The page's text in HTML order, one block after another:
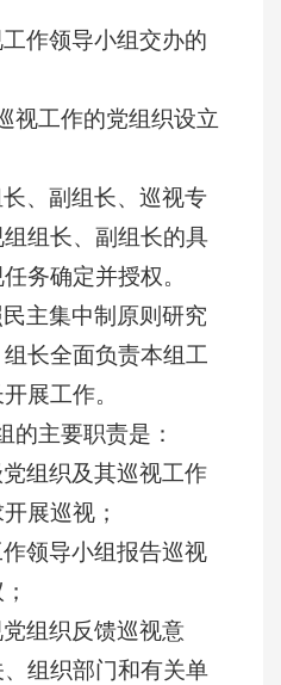
工作领导小组交办的
视工作的党组织设立
、副组长、巡视专
组长、副组长的具
务确定并授权。
主集中制原则研究
长全面负责本组工
展工作。
的主要职责是：
党组织及其巡视工作
展巡视；
作领导小组报告巡视
党组织反馈巡视意
组织部门和有关单